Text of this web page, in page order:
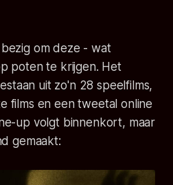
om deze - wat
poten te krijgen. Het
uit zo'n 28 speelfilms,
films en een tweetal online
up volgt binnenkort, maar
gemaakt: